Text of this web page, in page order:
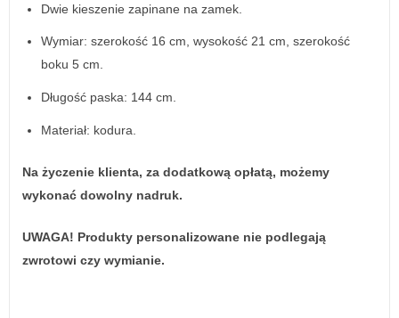
Dwie kieszenie zapinane na zamek.
Wymiar: szerokość 16 cm, wysokość 21 cm, szerokość
boku 5 cm.
Długość paska: 144 cm.
Materiał: kodura.
Na życzenie klienta, za dodatkową opłatą, możemy
wykonać dowolny nadruk.
UWAGA! Produkty personalizowane nie podlegają
zwrotowi czy wymianie.